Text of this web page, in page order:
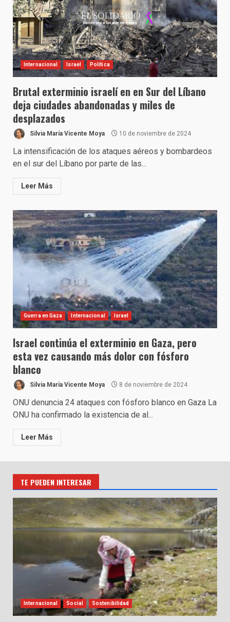
Internacional Israel Política
Brutal exterminio israelí en en Sur del Líbano
deja ciudades abandonadas y miles de
desplazados
Silvia María Vicente Moya 10 de noviembre de 2024
La intensificación de los ataques aéreos y bombardeos
en el sur del Líbano por parte de las...
Leer Más
Guerra en Gaza Internacional Israel
Israel continúa el exterminio en Gaza, pero
esta vez causando más dolor con fósforo
blanco
Silvia María Vicente Moya 8 de noviembre de 2024
ONU denuncia 24 ataques con fósforo blanco en Gaza La
ONU ha confirmado la existencia de al...
Leer Más
TE PUEDEN INTERESAR
Internacional Social Sostenibilidad